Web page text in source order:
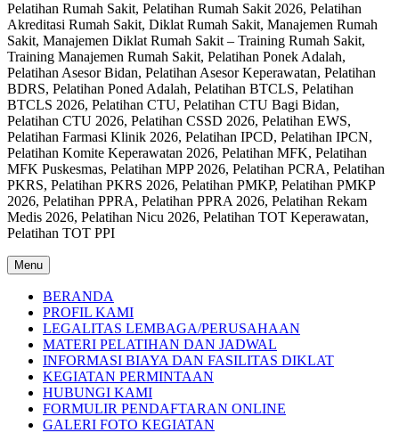
Pelatihan Rumah Sakit, Pelatihan Rumah Sakit 2026, Pelatihan
Akreditasi Rumah Sakit, Diklat Rumah Sakit, Manajemen Rumah
Sakit, Manajemen Diklat Rumah Sakit – Training Rumah Sakit,
Training Manajemen Rumah Sakit, Pelatihan Ponek Adalah,
Pelatihan Asesor Bidan, Pelatihan Asesor Keperawatan, Pelatihan
BDRS, Pelatihan Poned Adalah, Pelatihan BTCLS, Pelatihan
BTCLS 2026, Pelatihan CTU, Pelatihan CTU Bagi Bidan,
Pelatihan CTU 2026, Pelatihan CSSD 2026, Pelatihan EWS,
Pelatihan Farmasi Klinik 2026, Pelatihan IPCD, Pelatihan IPCN,
Pelatihan Komite Keperawatan 2026, Pelatihan MFK, Pelatihan
MFK Puskesmas, Pelatihan MPP 2026, Pelatihan PCRA, Pelatihan
PKRS, Pelatihan PKRS 2026, Pelatihan PMKP, Pelatihan PMKP
2026, Pelatihan PPRA, Pelatihan PPRA 2026, Pelatihan Rekam
Medis 2026, Pelatihan Nicu 2026, Pelatihan TOT Keperawatan,
Pelatihan TOT PPI
Menu
BERANDA
PROFIL KAMI
LEGALITAS LEMBAGA/PERUSAHAAN
MATERI PELATIHAN DAN JADWAL
INFORMASI BIAYA DAN FASILITAS DIKLAT
KEGIATAN PERMINTAAN
HUBUNGI KAMI
FORMULIR PENDAFTARAN ONLINE
GALERI FOTO KEGIATAN